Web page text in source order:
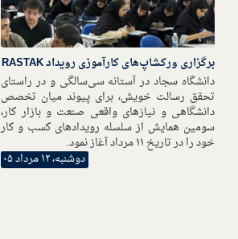
برگزاری ورکشاپ‌های کارآموزی رویداد RASTAK
دانشگاه سجاد در آستانه سی‌سالگی و در راستای
تحقق رسالت خویش، برای پیوند میان تخصص
دانشگاهی و نیازهای واقعی صنعت و بازار کار،
سومین همایش از سلسله رویدادهای کسب و کار
خود را در تاریخ ۱۱ مرداد آغاز نمود.
دوشنبه، ۱۲ مرداد ۰۵